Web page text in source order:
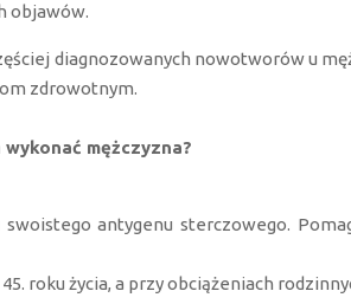
objawów.
diagnozowanych nowotworów u
zdrowotnym.
mężczyzna?
antygenu sterczowego.
roku życia, a przy obciążeniach